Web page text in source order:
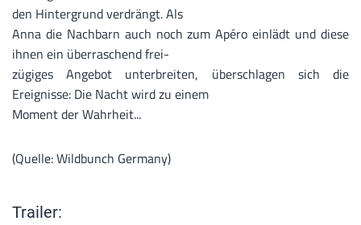
den Hintergrund verdrängt. Als
Anna die Nachbarn auch noch zum Apéro einlädt und diese
ihnen ein überraschend frei-
zügiges Angebot unterbreiten, überschlagen sich die
Ereignisse: Die Nacht wird zu einem
Moment der Wahrheit...
(Quelle: Wildbunch Germany)
Trailer: